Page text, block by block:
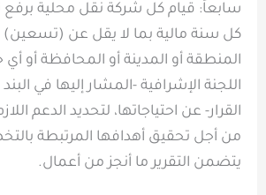
سابعاً: قيام كل شركة نقل محلية برفع
كل سنة مالية بما لا يقل عن (تسعين)
المنطقة أو المدينة أو المحافظة أو
اللجنة الإشرافية -المشار إليها في
القرار- عن احتياجاتها، لتحديد الدعم
من أجل تحقيق أهدافها المرتبطة
يتضمن التقرير ما أنجز من أعمال.